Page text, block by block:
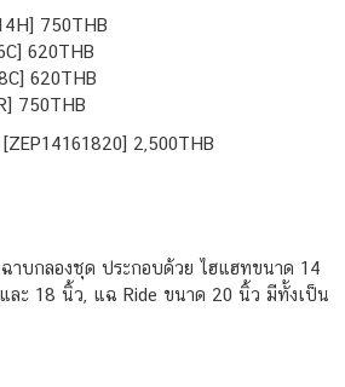
750THB
620THB
620THB
750THB
2,500THB
าบกลองชุด ประกอบด้วย ไฮแฮทขนาด 14
ละ 18 นิ้ว, แฉ Ride ขนาด 20 นิ้ว มีทั้งเป็น